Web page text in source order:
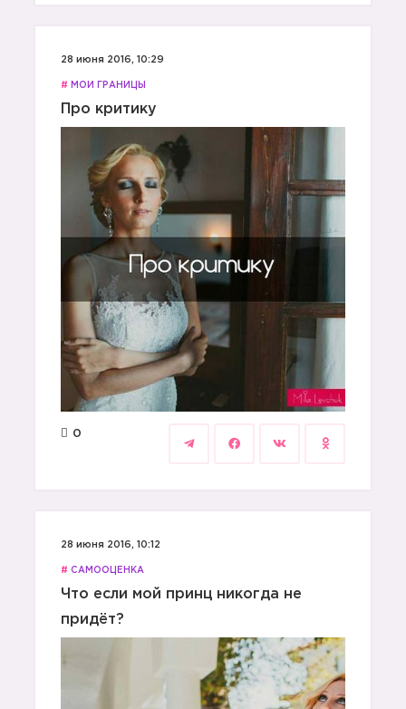
28 июня 2016, 10:29
# МОИ ГРАНИЦЫ
Про критику
0
28 июня 2016, 10:12
# САМООЦЕНКА
Что если мой принц никогда не
придёт?